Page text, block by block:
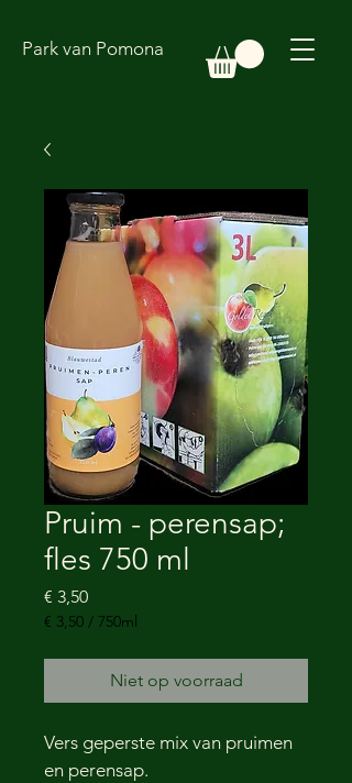
Park van Pomona
Pruim - perensap;
fles 750 ml
€ 3,50Prijs
€ 3,50 / 750ml
per
Milliliters
Niet op voorraad
Vers geperste mix van pruimen
en perensap.